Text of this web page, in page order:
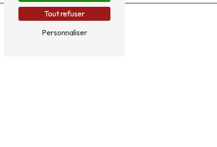
Tout refuser
Personnaliser